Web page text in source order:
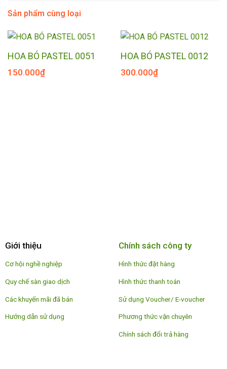
Sản phẩm cùng loại
HOA BÓ PASTEL 0051
150.000₫
HOA BÓ PASTEL 0012
300.000₫
Giới thiệu
Cơ hội nghề nghiệp
Quy chế sàn giao dịch
Các khuyến mãi đã bán
Hướng dẫn sử dụng
Chính sách công ty
Hình thức đặt hàng
Hình thức thanh toán
Sử dụng Voucher/ E-voucher
Phương thức vận chuyên
Chính sách đổi trả hàng